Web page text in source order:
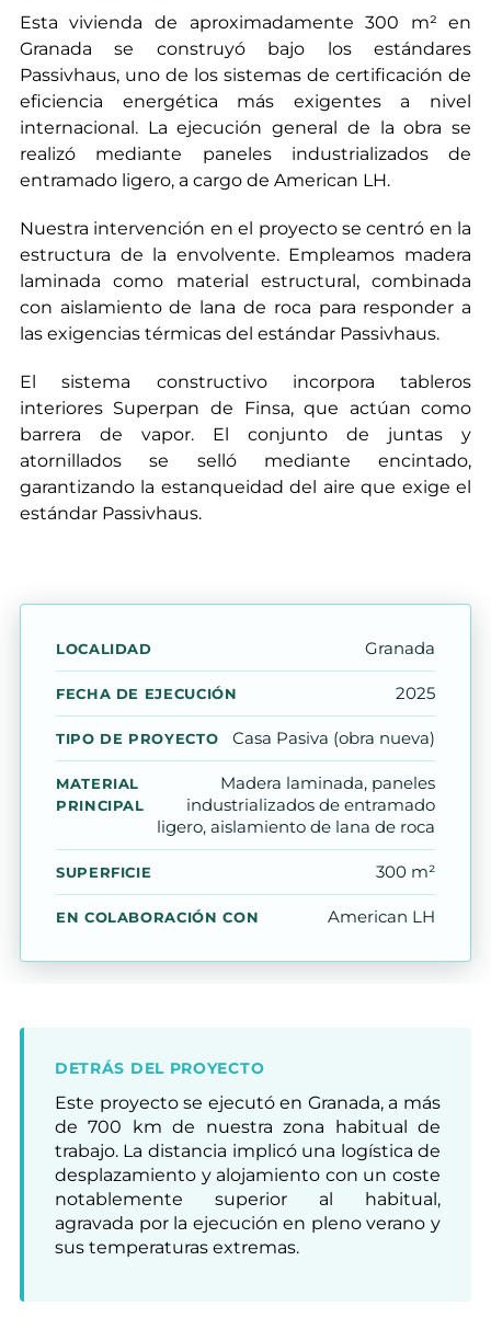
Esta vivienda de aproximadamente 300 m² en
Granada se construyó bajo los estándares
Passivhaus, uno de los sistemas de certificación de
eficiencia energética más exigentes a nivel
internacional. La ejecución general de la obra se
realizó mediante paneles industrializados de
entramado ligero, a cargo de American LH.
Nuestra intervención en el proyecto se centró en la
estructura de la envolvente. Empleamos madera
laminada como material estructural, combinada
con aislamiento de lana de roca para responder a
las exigencias térmicas del estándar Passivhaus.
El sistema constructivo incorpora tableros
interiores Superpan de Finsa, que actúan como
barrera de vapor. El conjunto de juntas y
atornillados se selló mediante encintado,
garantizando la estanqueidad del aire que exige el
estándar Passivhaus.
LOCALIDAD Granada
FECHA DE EJECUCIÓN 2025
TIPO DE PROYECTO Casa Pasiva (obra nueva)
MATERIAL
PRINCIPAL
Madera laminada, paneles
industrializados de entramado
ligero, aislamiento de lana de roca
SUPERFICIE 300 m²
EN COLABORACIÓN CON American LH
DETRÁS DEL PROYECTO
Este proyecto se ejecutó en Granada, a más
de 700 km de nuestra zona habitual de
trabajo. La distancia implicó una logística de
desplazamiento y alojamiento con un coste
notablemente superior al habitual,
agravada por la ejecución en pleno verano y
sus temperaturas extremas.